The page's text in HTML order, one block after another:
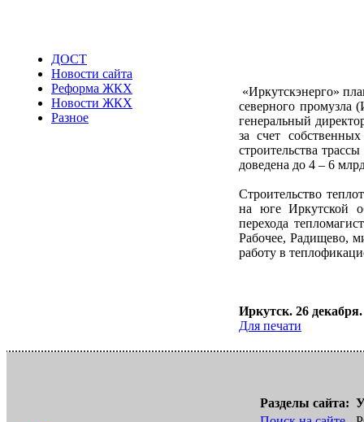
ДОСТ
Новости сайта
Реформа ЖКХ
Новости ЖКХ
Разное
«Иркутскэнерго»
северного промузла
генеральный
за счет
строительства
доведена до 4 – 6
Строительство
на юге Иркутской
перехода
Рабочее, Радищево,
работу в
Иркутск. 26
Для печати
Разделы сайта: